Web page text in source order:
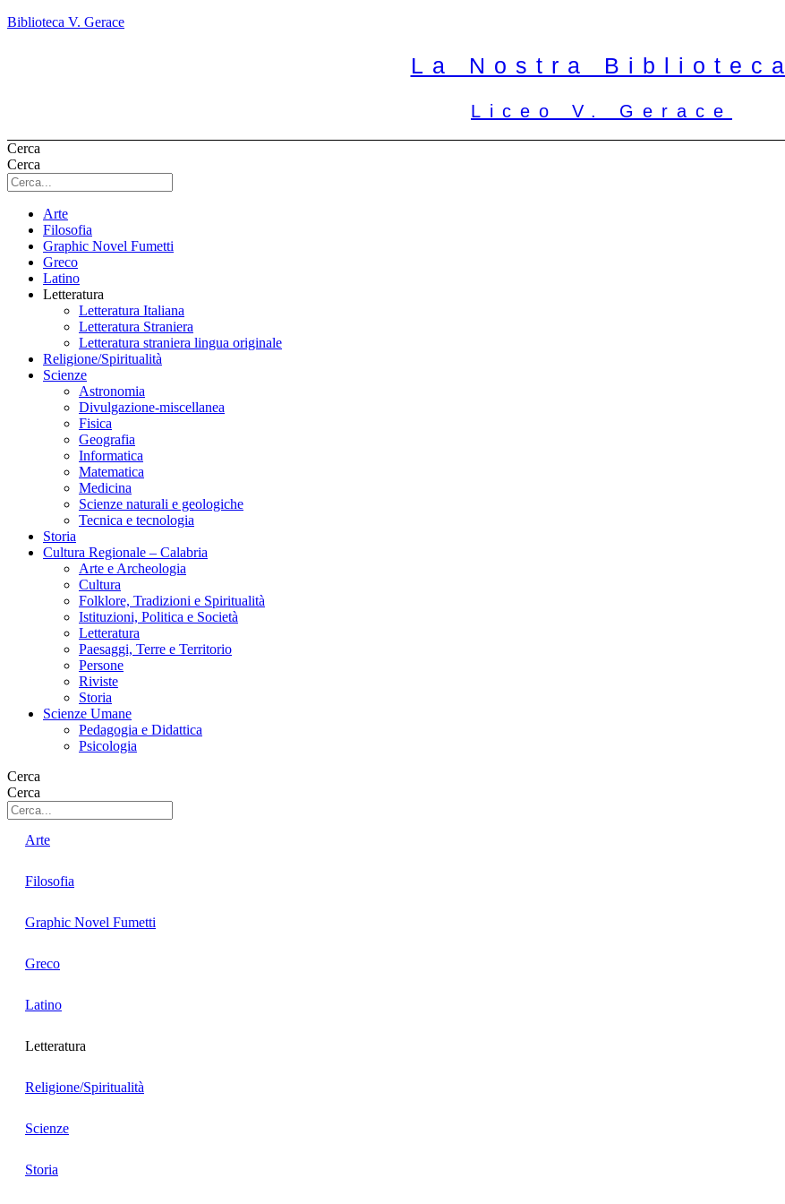
Biblioteca V. Gerace
La Nostra Biblioteca
Liceo V. Gerace
Cerca
Cerca
Arte
Filosofia
Graphic Novel Fumetti
Greco
Latino
Letteratura
Letteratura Italiana
Letteratura Straniera
Letteratura straniera lingua originale
Religione/Spiritualità
Scienze
Astronomia
Divulgazione-miscellanea
Fisica
Geografia
Informatica
Matematica
Medicina
Scienze naturali e geologiche
Tecnica e tecnologia
Storia
Cultura Regionale – Calabria
Arte e Archeologia
Cultura
Folklore, Tradizioni e Spiritualità
Istituzioni, Politica e Società
Letteratura
Paesaggi, Terre e Territorio
Persone
Riviste
Storia
Scienze Umane
Pedagogia e Didattica
Psicologia
Cerca
Cerca
Arte
Filosofia
Graphic Novel Fumetti
Greco
Latino
Letteratura
Religione/Spiritualità
Scienze
Storia